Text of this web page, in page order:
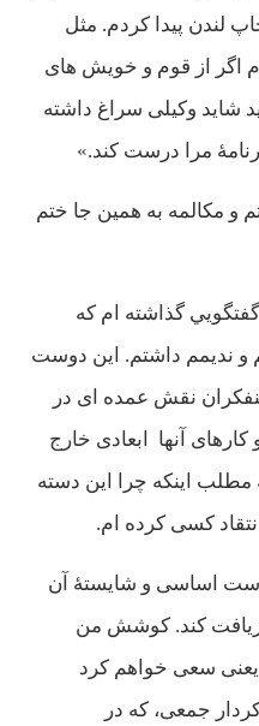
لندن پيدا كردم. مثل
اگر از قوم و خويش های
شايد وكيلی سراغ داشته
مرا درست كند.»
و مكالمه به همين جا ختم
گذاشته ام كه
و نديمم داشتم. اين دوست
نقش عمده ای در
آنها ابعادی خارج
مطلب اينكه چرا اين دسته
كسی كرده ام.
اساسی و شايستۀ آن
كند. كوشش من
يعنی سعی خواهم كرد
جمعی، كه در